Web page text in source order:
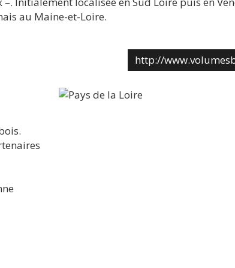
au Maine-et-Loire.
http://